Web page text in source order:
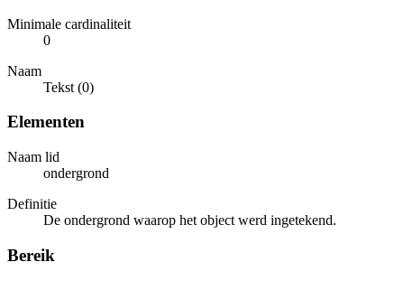
Minimale cardinaliteit
0
Naam
Tekst (0)
Elementen
Naam lid
ondergrond
Definitie
De ondergrond waarop het object werd ingetekend.
Bereik